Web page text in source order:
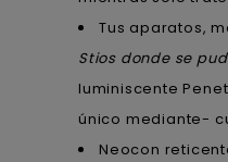
Tus aparatos,
Stios donde se
luminiscente
único mediante-
Neocon